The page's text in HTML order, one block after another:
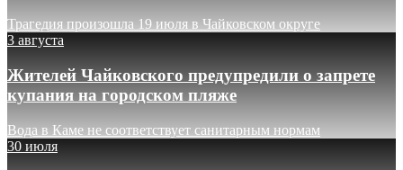
Трагедия произошла 19 июля в Чайковском округе
3 августа
Жителей Чайковского предупредили о запрете
купания на городском пляже
Вода в Каме не соответствует санитарным нормам
30 июля